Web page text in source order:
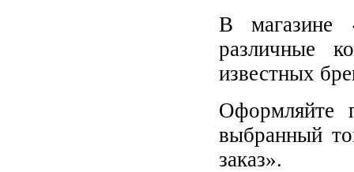
В магазине
различные
известных
Оформляйте
выбранный
заказ».